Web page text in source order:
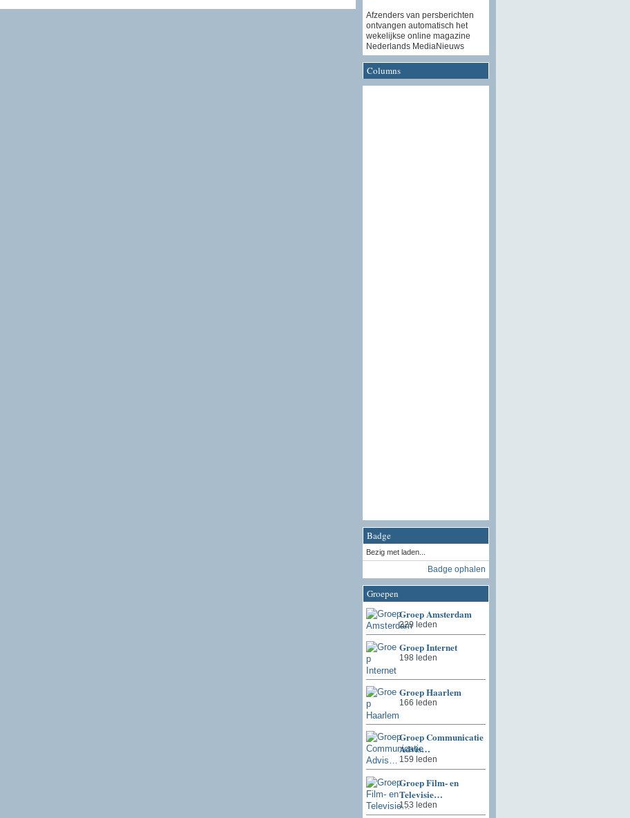
Afzenders van persberichten
ontvangen automatisch het
wekelijkse online magazine
Nederlands MediaNieuws
Columns
Badge
Bezig met laden...
Badge ophalen
Groepen
Groep Amsterdam
229 leden
Groep Internet
198 leden
Groep Haarlem
166 leden
Groep Communicatie
Advis…
159 leden
Groep Film- en
Televisie…
153 leden